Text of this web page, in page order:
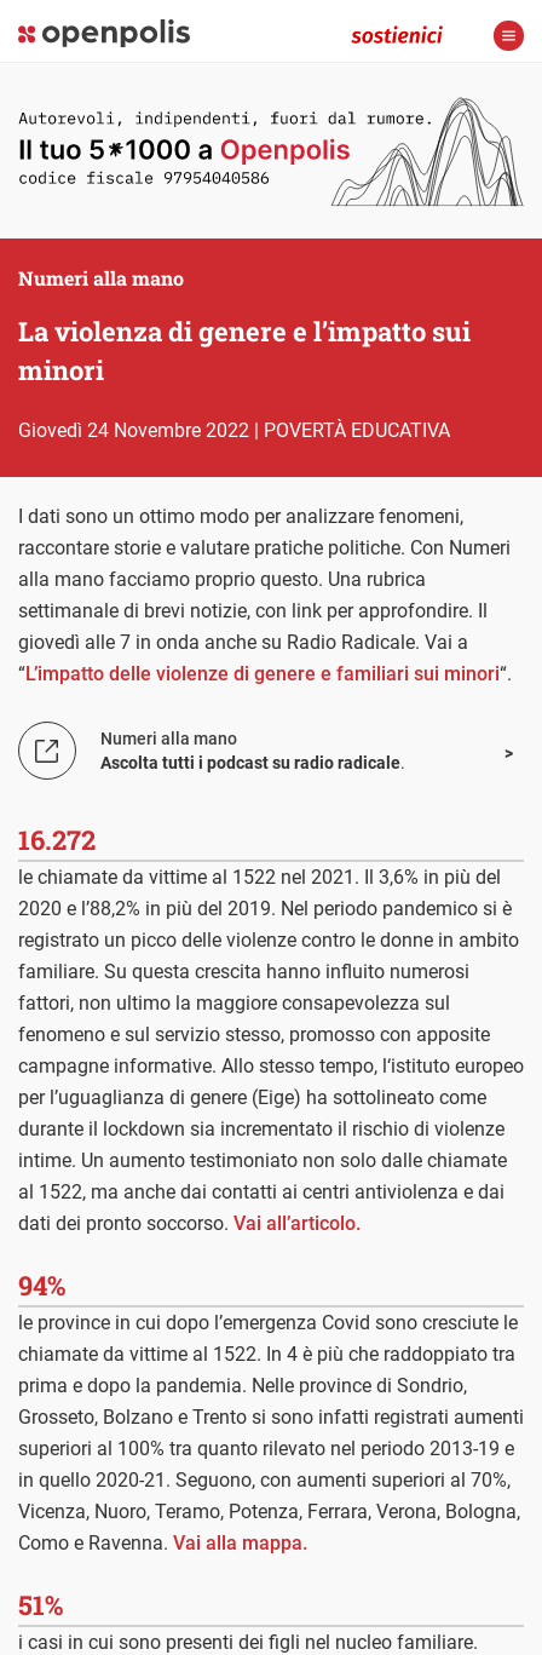
La violenza di genere e l’impatto sui
minori
Numeri alla mano
giovedì 24 Novembre 2022 | POVERTÀ EDUCATIVA
I dati sono un ottimo modo per analizzare fenomeni,
raccontare storie e valutare pratiche politiche. Con Numeri
alla mano facciamo proprio questo. Una rubrica
settimanale di brevi notizie, con link per approfondire. Il
giovedì alle 7 in onda anche su Radio Radicale. Vai a
“L’impatto delle violenze di genere e familiari sui minori“.
Numeri alla mano
Ascolta tutti i podcast su radio radicale.
16.272
le chiamate da vittime al 1522 nel 2021. Il 3,6% in più del
2020 e l’88,2% in più del 2019. Nel periodo pandemico si è
registrato un picco delle violenze contro le donne in ambito
familiare. Su questa crescita hanno influito numerosi
fattori, non ultimo la maggiore consapevolezza sul
fenomeno e sul servizio stesso, promosso con apposite
campagne informative. Allo stesso tempo, l‘istituto europeo
per l’uguaglianza di genere (Eige) ha sottolineato come
durante il lockdown sia incrementato il rischio di violenze
intime. Un aumento testimoniato non solo dalle chiamate
al 1522, ma anche dai contatti ai centri antiviolenza e dai
dati dei pronto soccorso. Vai all’articolo.
94%
le province in cui dopo l’emergenza Covid sono cresciute le
chiamate da vittime al 1522. In 4 è più che raddoppiato tra
prima e dopo la pandemia. Nelle province di Sondrio,
Grosseto, Bolzano e Trento si sono infatti registrati aumenti
superiori al 100% tra quanto rilevato nel periodo 2013-19 e
in quello 2020-21. Seguono, con aumenti superiori al 70%,
Vicenza, Nuoro, Teramo, Potenza, Ferrara, Verona, Bologna,
Como e Ravenna. Vai alla mappa.
51%
i casi in cui sono presenti dei figli nel nucleo familiare.